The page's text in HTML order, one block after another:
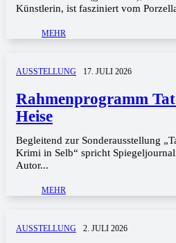
Künstlerin, ist fasziniert vom
MEHR
AUSSTELLUNG 17. JULI 2026
Rahmenprogramm
Heise
Begleitend zur Sonderausstellung
Krimi in Selb“ spricht
Autor...
MEHR
AUSSTELLUNG 2. JULI 2026